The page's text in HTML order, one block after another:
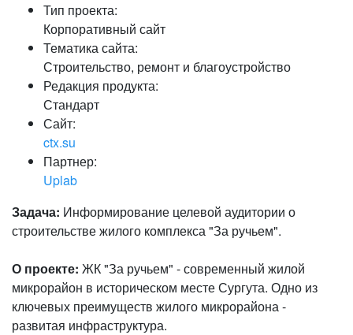
Запомнить меня на этом
Забыли свой пароль?
Тип проекта:
Корпоративный сайт
Тематика сайта:
Строительство, ремонт и благоустройство
Редакция продукта:
Стандарт
Сайт:
ctx.su
Партнер:
Uplab
Задача: Информирование целевой аудитории о
строительстве жилого комплекса "За ручьем".
О проекте: ЖК "За ручьем" - современный жилой
микрорайон в историческом месте Сургута. Одно из
ключевых преимуществ жилого микрорайона -
развитая инфраструктура.